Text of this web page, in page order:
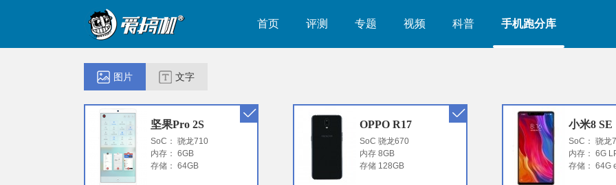
首页 评测 专题 视频 科普 手机跑分库
图片 文字
坚果Pro 2S
SoC： 骁龙710
内存： 6GB
存储： 64GB
OPPO R17
SoC 骁龙670
内存 8GB
存储 128GB
小米8 SE
SoC： 骁龙
内存： 6G
存储： 64G